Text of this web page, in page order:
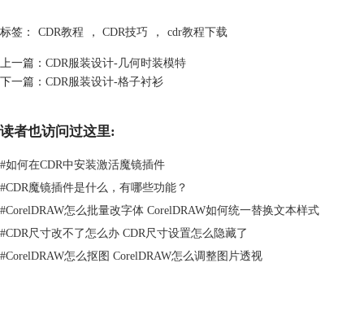
双击页面的灰色边框打开了CorelDRAW的页面选项对话框。这个对话
框，我们可以更改页面的大小（A4，A3……）、方向（水平，垂直）、
分辨率和其他选项。
标签： CDR教程 ， CDR技巧 ， cdr教程下载
上一篇： CDR服装设计-几何时装模特
下一篇： CDR服装设计-格子衬衫
读者也访问过这里:
#如何在CDR中安装激活魔镜插件
#CDR魔镜插件是什么，有哪些功能？
#CorelDRAW怎么批量改字体 CorelDRAW如何统一替换文本样式
#CDR尺寸改不了怎么办 CDR尺寸设置怎么隐藏了
#CorelDRAW怎么抠图 CorelDRAW怎么调整图片透视